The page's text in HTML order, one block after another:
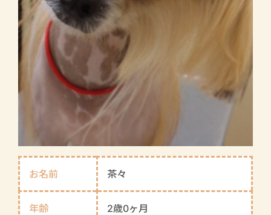
お名前 茶々
年齢 2歳0ヶ月